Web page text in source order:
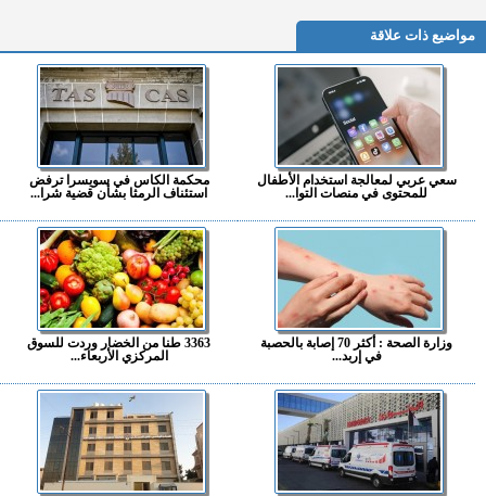
مواضيع ذات علاقة
سعي عربي لمعالجة استخدام الأطفال
للمحتوى في منصات التوا...
محكمة الكاس في سويسرا ترفض
استئناف الرمثا بشأن قضية شرا...
وزارة الصحة : أكثر 70 إصابة بالحصبة
في إربد...
3363 طنا من الخضار وردت للسوق
المركزي الأربعاء...